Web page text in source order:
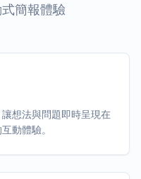
簡報體驗
想法與問題即時呈現在
動體驗。